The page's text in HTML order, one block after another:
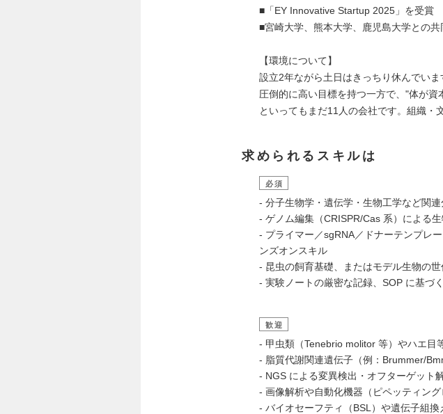
■「EY Innovative Startup 2025」を受賞
■宮崎大学、熊本大学、鹿児島大学との
【環境について】
設立2年ながら土日はきっちり休んでいま
圧倒的に高い目標を持つ一方で、"体が資
といってもまだ11人の会社です。組織・
求められるスキルは
必須
- 分子生物学・遺伝学・生物工学など関
- ゲノム編集（CRISPR/Cas 系）による
- プライマー／sgRNA／ドナーテンプレ
ンズオンスキル
- 昆虫の飼育基礎、またはモデル生物の
- 実験ノートの厳密な記録、SOP に基づ
歓迎
- 甲虫類（Tenebrio molitor 等）やハエ目
- 脂質代謝関連遺伝子（例：Brummer/
- NGS による変異検出・オフターゲット
- 画像解析や自動化機器（ピペッティン
- バイオセーフティ（BSL）や遺伝子組